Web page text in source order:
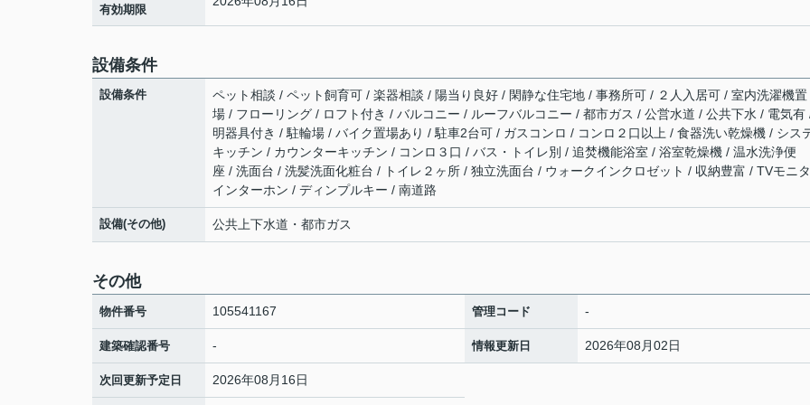
有効期限
設備条件
設備条件
ペット相談 / ペット飼育可 / 楽器相談 / 陽当り良好 / 閑静な住宅地 / 事務所可 / ２人入居可 / 室内洗濯機置
場 / フローリング / ロフト付き / バルコニー / ルーフバルコニー / 都市ガス / 公営水道 / 公共下水 / 電気有
明器具付き / 駐輪場 / バイク置場あり / 駐車2台可 / ガスコンロ / コンロ２口以上 / 食器洗い乾燥機 / シス
キッチン / カウンターキッチン / コンロ３口 / バス・トイレ別 / 追焚機能浴室 / 浴室乾燥機 / 温水洗浄便
座 / 洗面台 / 洗髪洗面化粧台 / トイレ２ヶ所 / 独立洗面台 / ウォークインクロゼット / 収納豊富 / TVモニ
インターホン / ディンプルキー / 南道路
設備(その他) 公共上下水道・都市ガス
その他
物件番号 105541167 管理コード -
建築確認番号 - 情報更新日 2026年08月02日
次回更新予定日 2026年08月16日